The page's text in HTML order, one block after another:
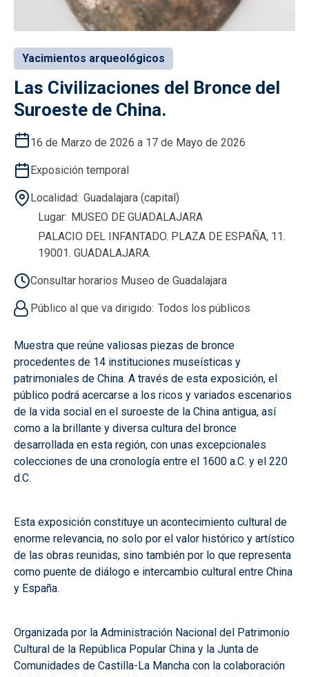
Yacimientos arqueológicos
Las Civilizaciones del Bronce del
Suroeste de China.
16 de Marzo de 2026 a 17 de Mayo de 2026
Exposición temporal
Localidad Guadalajara (capital)
Lugar MUSEO DE GUADALAJARA
PALACIO DEL INFANTADO. PLAZA DE ESPAÑA, 11.
19001. GUADALAJARA.
Consultar horarios Museo de Guadalajara
Público al que va dirigido Todos los públicos
Muestra que reúne valiosas piezas de bronce
procedentes de 14 instituciones museísticas y
patrimoniales de China. A través de esta exposición, el
público podrá acercarse a los ricos y variados escenarios
de la vida social en el suroeste de la China antigua, así
como a la brillante y diversa cultura del bronce
desarrollada en esta región, con unas excepcionales
colecciones de una cronología entre el 1600 a.C. y el 220
d.C.
Esta exposición constituye un acontecimiento cultural de
enorme relevancia, no solo por el valor histórico y artístico
de las obras reunidas, sino también por lo que representa
como puente de diálogo e intercambio cultural entre China
y España.
Organizada por la Administración Nacional del Patrimonio
Cultural de la República Popular China y la Junta de
Comunidades de Castilla-La Mancha con la colaboración